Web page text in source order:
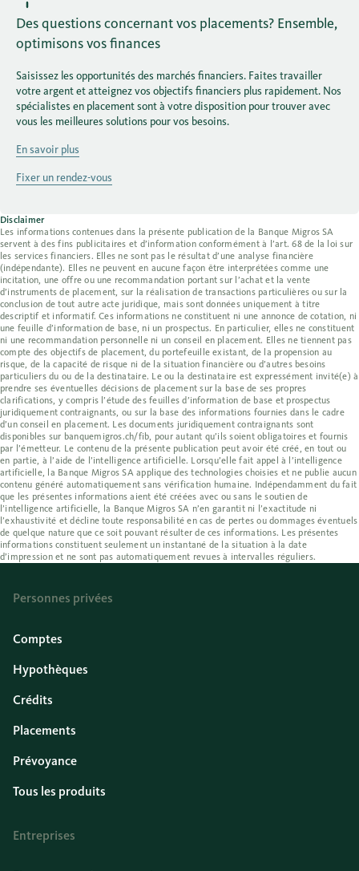
Des questions concernant vos placements? Ensemble,
optimisons vos finances
Saisissez les opportunités des marchés financiers. Faites travailler
votre argent et atteignez vos objectifs financiers plus rapidement. Nos
spécialistes en placement sont à votre disposition pour trouver avec
vous les meilleures solutions pour vos besoins.
En savoir plus
Fixer un rendez-vous
Disclaimer
Les informations contenues dans la présente publication de la Banque Migros SA
servent à des fins publicitaires et d’information conformément à l’art. 68 de la loi sur
les services financiers. Elles ne sont pas le résultat d’une analyse financière
(indépendante). Elles ne peuvent en aucune façon être interprétées comme une
incitation, une offre ou une recommandation portant sur l’achat et la vente
d’instruments de placement, sur la réalisation de transactions particulières ou sur la
conclusion de tout autre acte juridique, mais sont données uniquement à titre
descriptif et informatif. Ces informations ne constituent ni une annonce de cotation, ni
une feuille d’information de base, ni un prospectus. En particulier, elles ne constituent
ni une recommandation personnelle ni un conseil en placement. Elles ne tiennent pas
compte des objectifs de placement, du portefeuille existant, de la propension au
risque, de la capacité de risque ni de la situation financière ou d’autres besoins
particuliers du ou de la destinataire. Le ou la destinataire est expressément invité(e) à
prendre ses éventuelles décisions de placement sur la base de ses propres
clarifications, y compris l’étude des feuilles d’information de base et prospectus
juridiquement contraignants, ou sur la base des informations fournies dans le cadre
d’un conseil en placement. Les documents juridiquement contraignants sont
disponibles sur banquemigros.ch/fib, pour autant qu’ils soient obligatoires et fournis
par l’émetteur. Le contenu de la présente publication peut avoir été créé, en tout ou
en partie, à l’aide de l’intelligence artificielle. Lorsqu’elle fait appel à l’intelligence
artificielle, la Banque Migros SA applique des technologies choisies et ne publie aucun
contenu généré automatiquement sans vérification humaine. Indépendamment du fait
que les présentes informations aient été créées avec ou sans le soutien de
l’intelligence artificielle, la Banque Migros SA n’en garantit ni l’exactitude ni
l’exhaustivité et décline toute responsabilité en cas de pertes ou dommages éventuels
de quelque nature que ce soit pouvant résulter de ces informations. Les présentes
informations constituent seulement un instantané de la situation à la date
d’impression et ne sont pas automatiquement revues à intervalles réguliers.
Personnes privées
Comptes
Hypothèques
Crédits
Placements
Prévoyance
Tous les produits
Entreprises